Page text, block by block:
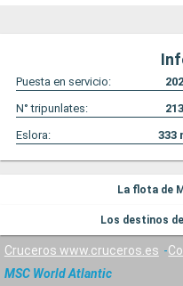
Puesta en servicio:
N° tripunlates:
Eslora:
333
La flota de
Los destinos
Cruceros www.cruceros.es
MSC World Atlantic